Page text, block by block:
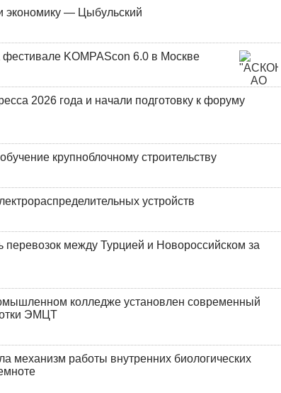
экономику — Цыбульский
KOMPAScon 6.0 в Москве
2026 года и начали подготовку к форуму
крупноблочному строительству
устройств
между Турцией и Новороссийском за
колледже установлен современный
ЭМЦТ
работы внутренних биологических